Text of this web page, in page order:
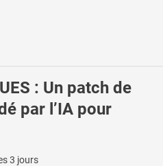
: Un patch de
par l’IA pour
3 jours